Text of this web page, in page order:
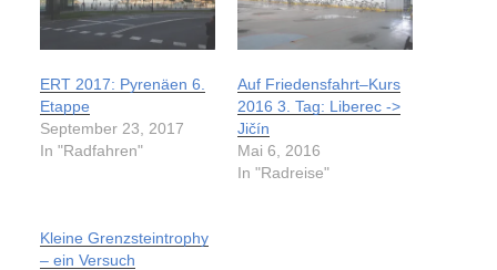
ERT 2017: Pyrenäen 6.
Etappe
September 23, 2017
In "Radfahren"
Auf Friedensfahrt–Kurs
2016 3. Tag: Liberec ->
Jičín
Mai 6, 2016
In "Radreise"
Kleine Grenzsteintrophy
– ein Versuch